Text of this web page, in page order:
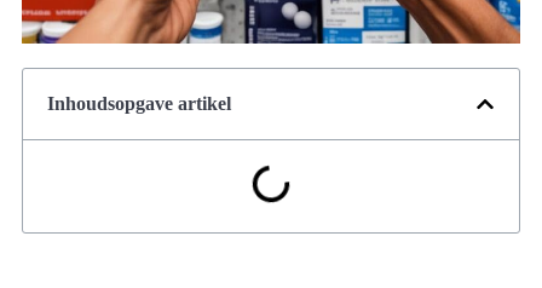
Inhoudsopgave artikel